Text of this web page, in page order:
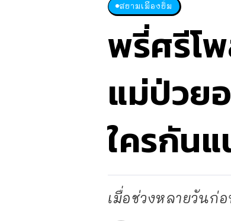
สยามเมืองยิ้ม
พรี่ศรีโ
แม่ป่วย
ใครกันแ
เมื่อช่วงหลายวันก่